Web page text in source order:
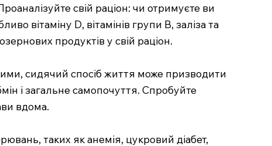
свій раціон: чи отримуєте ви
вітаміну D, вітамінів групи B, заліза та
продуктів у свій раціон.
сидячий спосіб життя може призводити
і загальне самопочуття. Спробуйте
вдома.
таких як анемія, цукровий діабет,